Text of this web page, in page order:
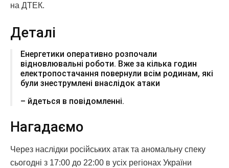
на ДТЕК.
Деталі
Енергетики оперативно розпочали
відновлювальні роботи. Вже за кілька годин
електропостачання повернули всім родинам, які
були знеструмлені внаслідок атаки
– йдеться в повідомленні.
Нагадаємо
Через наслідки російських атак та аномальну спеку
сьогодні з 17:00 до 22:00 в усіх регіонах України